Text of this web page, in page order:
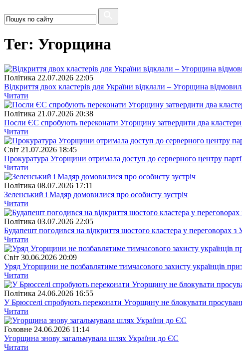
Тег: Угорщина
Полiтика 22.07.2026 22:05
Відкриття двох кластерів для України відклали – Угорщина
Читати
Полiтика 21.07.2026 20:38
Посли ЄС спробують переконати Угорщину затвердити два
Читати
Свiт 21.07.2026 18:45
Прокуратура Угорщини отримала доступ до серверного центру
Читати
Полiтика 08.07.2026 17:11
Зеленський і Мадяр домовилися про особисту зустріч
Читати
Полiтика 03.07.2026 22:05
Будапешт погодився на відкриття шостого кластера у переговорах з
Читати
Свiт 30.06.2026 20:09
Уряд Угорщини не позбавлятиме тимчасового захисту українців
Читати
Полiтика 24.06.2026 16:55
У Брюсселі спробують переконати Угорщину не блокувати
Читати
Головне 24.06.2026 11:14
Угорщина знову загальмувала шлях України до ЄС
Читати